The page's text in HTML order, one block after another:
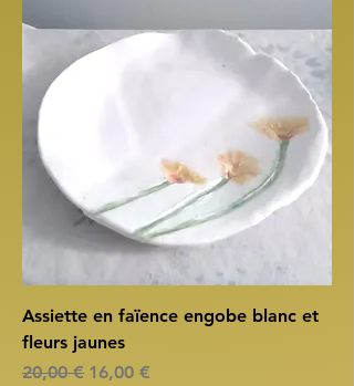
Assiette en faïence engobe blanc et
fleurs jaunes
Prix original
20,00 € Prix promotionnel
16,00 €